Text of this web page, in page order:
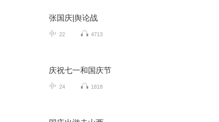
张国庆|舆论战
22 4713
庆祝七一和国庆节
24 1818